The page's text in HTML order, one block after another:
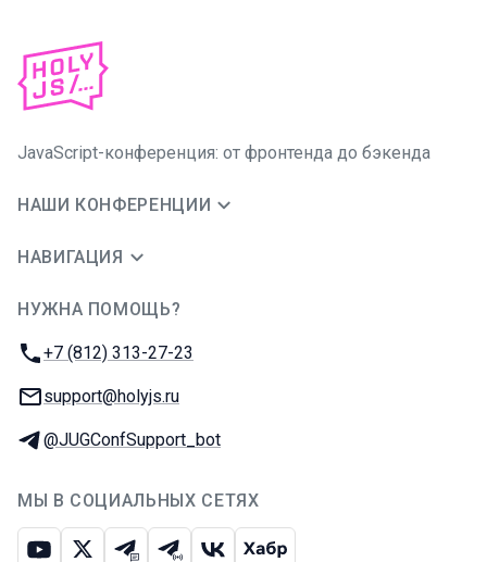
JavaScript-конференция: от фронтенда до бэкенда
НАШИ КОНФЕРЕНЦИИ
НАВИГАЦИЯ
НУЖНА ПОМОЩЬ?
Телефон:
+7 (812) 313-27-23
E-mail:
support@holyjs.ru
Телеграм:
@JUGConfSupport_bot
МЫ В СОЦИАЛЬНЫХ СЕТЯХ